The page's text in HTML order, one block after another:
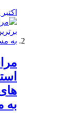
اکتبر 17, 2019
به